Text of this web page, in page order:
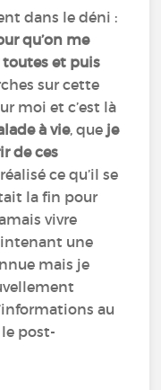
dans le déni :
qu’on me
toutes et puis
sur cette
moi et c’est là
à vie, que je
de ces
ce qu’il se
la fin pour
vivre
une
mais je
au
post-